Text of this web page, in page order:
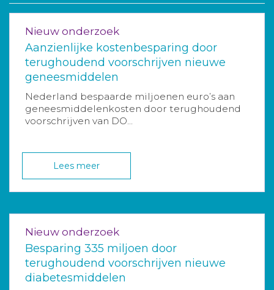
Nieuw onderzoek
Aanzienlijke kostenbesparing door
terughoudend voorschrijven nieuwe
geneesmiddelen
Nederland bespaarde miljoenen euro’s aan
geneesmiddelenkosten door terughoudend
voorschrijven van DO...
Lees meer
Nieuw onderzoek
Besparing 335 miljoen door
terughoudend voorschrijven nieuwe
diabetesmiddelen